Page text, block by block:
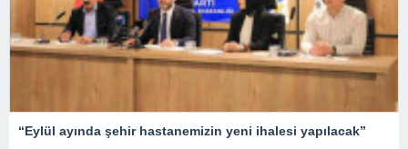
“Eylül ayında şehir hastanemizin yeni ihalesi yapılacak”